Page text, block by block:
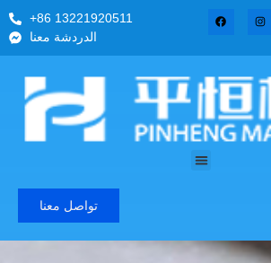
+86 13221920511
الدردشة معنا
تواصل معنا